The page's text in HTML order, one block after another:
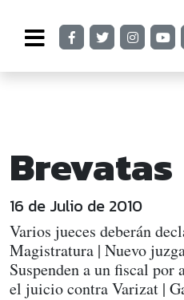
Brevatas
16 de Julio de 2010
Varios jueces deberán
Magistratura | Nuevo
Suspenden a un fiscal por
el juicio contra Varizat |